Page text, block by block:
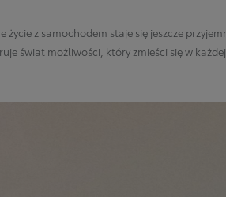
z samochodem staje się jeszcze
świat możliwości, który zmieści się w każdej